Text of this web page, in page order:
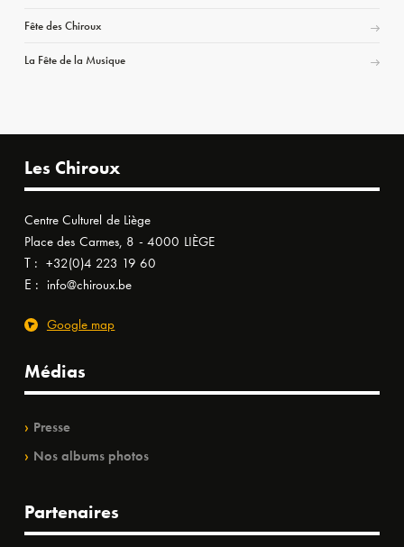
Fête des Chiroux
La Fête de la Musique
Les Chiroux
Centre Culturel de Liège
Place des Carmes, 8 - 4000 LIÈGE
T : +32(0)4 223 19 60
E : info@chiroux.be
Google map
Médias
Presse
Nos albums photos
Partenaires